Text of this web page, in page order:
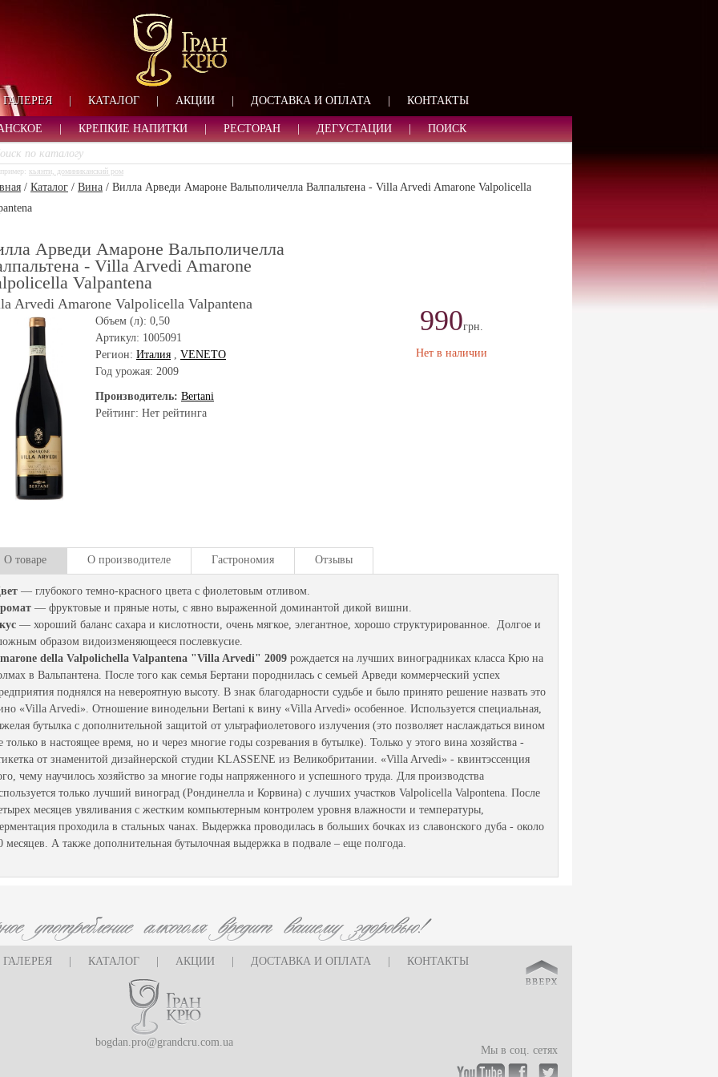
ЛОГИН
ЗАПОМНИТЬ МЕНЯ
ЗАБЫЛИ ПАРОЛЬ?
ВАШЕ ИМЯ:
ТЕЛЕФОН:
ИМЯ
ГАЛЕРЕЯ | КАТАЛОГ АКЦИИ ДОСТАВКА И ОПЛАТА КОНТАКТЫ
КРЕПКИЕ НАПИТКИ РЕСТОРАН ДЕГУСТАЦИИ ПОИСК
кьянти, доминиканский ром
/ Каталог / Вина / Вилла Арведи Амароне Вальполичелла Валпальтена - Villa Arvedi Amarone Valpolicella
Арведи Амароне Вальполичелла
- Villa Arvedi Amarone
Valpantena
Arvedi Amarone Valpolicella Valpantena
Объем (л): 0,50
Артикул: 1005091
Регион: Италия , VENETO
Год урожая: 2009
Производитель: Bertani
Рейтинг: Нет рейтинга
990грн.
Нет в наличии
О товаре О производителе Гастрономия Отзывы
— глубокого темно-красного цвета с фиолетовым отливом.
— фруктовые и пряные ноты, с явно выраженной доминантой дикой вишни.
— хороший баланс сахара и кислотности, очень мягкое, элегантное, хорошо структурированное. Долгое и
образом видоизменяющееся послевкусие.
della Valpolichella Valpantena "Villa Arvedi" 2009 рождается на лучших виноградниках класса Крю на
в Вальпантена. После того как семья Бертани породнилась с семьей Арведи коммерческий успех
поднялся на невероятную высоту. В знак благодарности судьбе и было принято решение назвать это
«Villa Arvedi». Отношение винодельни Bertani к вину «Villa Arvedi» особенное. Используется специальная,
бутылка с дополнительной защитой от ультрафиолетового излучения (это позволяет наслаждаться вином
только в настоящее время, но и через многие годы созревания в бутылке). Только у этого вина хозяйства -
от знаменитой дизайнерской студии KLASSENE из Великобритании. «Villa Arvedi» - квинтэссенция
чему научилось хозяйство за многие годы напряженного и успешного труда. Для производства
только лучший виноград (Рондинелла и Корвина) с лучших участков Valpolicella Valpontena. После
месяцев увяливания с жестким компьютерным контролем уровня влажности и температуры,
проходила в стальных чанах. Выдержка проводилась в больших бочках из славонского дуба - около
месяцев. А также дополнительная бутылочная выдержка в подвале – еще полгода.
ГАЛЕРЕЯ КАТАЛОГ АКЦИИ ДОСТАВКА И ОПЛАТА КОНТАКТЫ
Мы в соц. сетях
bogdan.pro@grandcru.com.ua